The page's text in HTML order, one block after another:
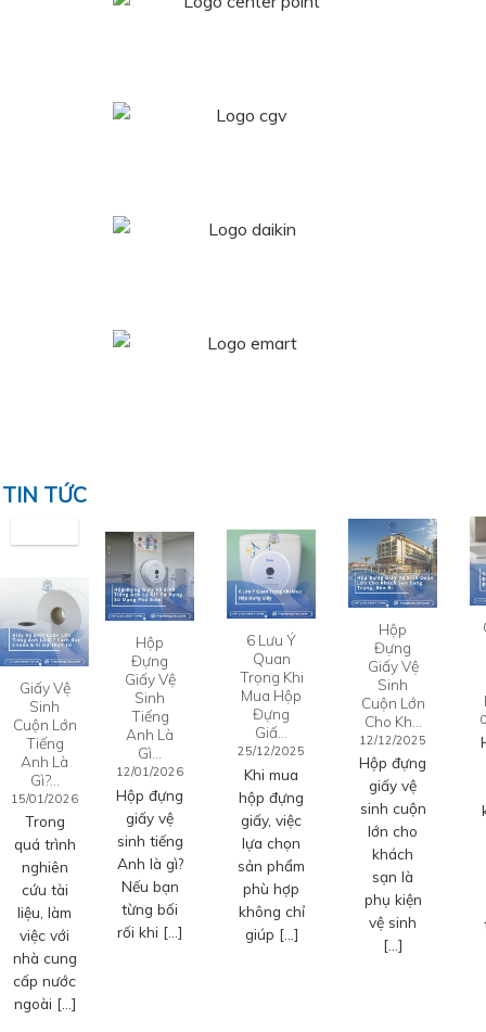
TIN TỨC
Giấy Vệ
Sinh
Cuộn Lớn
Tiếng
Anh Là
Gì?…
15/01/2026
Trong
quá trình
nghiên
cứu tài
liệu, làm
việc với
nhà cung
cấp nước
ngoài […]
Hộp
Đựng
Giấy Vệ
Sinh
Tiếng
Anh Là
Gì…
12/01/2026
Hộp đựng
giấy vệ
sinh tiếng
Anh là gì?
Nếu bạn
từng bối
rối khi […]
6 Lưu Ý
Quan
Trọng Khi
Mua Hộp
Đựng
Giấ…
25/12/2025
Khi mua
hộp đựng
giấy, việc
lựa chọn
sản phẩm
phù hợp
không chỉ
giúp […]
Hộp
Đựng
Giấy Vệ
Sinh
Cuộn Lớn
Cho Kh…
12/12/2025
Hộp đựng
giấy vệ
sinh cuộn
lớn cho
khách
sạn là
phụ kiện
vệ sinh
[…]